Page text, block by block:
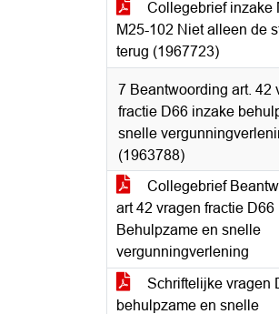
Collegebrief inzake
M25-102 Niet alleen de
terug (1967723)
7 Beantwoording art. 42
fractie D66 inzake
snelle
(1963788)
Collegebrief
art 42 vragen fractie D66
Behulpzame en snelle
vergunningverlening
Schriftelijke vragen
behulpzame en snelle